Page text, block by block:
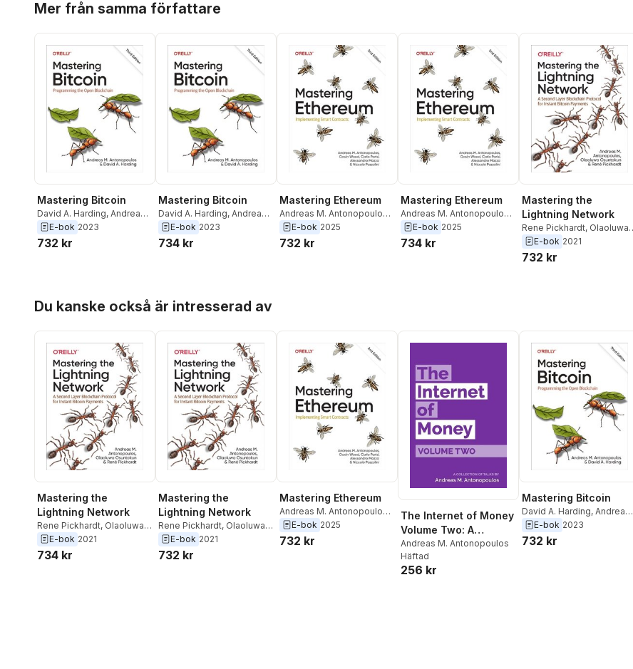
Mer från samma författare
Mastering Bitcoin
David A. Harding, Andreas
M. Antonopoulos
E-bok 2023
732 kr
Mastering Bitcoin
David A. Harding, Andreas
M. Antonopoulos
E-bok 2023
734 kr
Mastering Ethereum
Andreas M. Antonopoulos ,
Gavin Wood,Niccolo
Pozzolini
E-bok 2025
732 kr
Mastering Ethereum
Andreas M. Antonopoulos ,
Gavin Wood,Niccolo
Pozzolini
E-bok 2025
734 kr
Mastering the
Lightning Network
Rene Pickhardt, Olaoluwa
Osuntokun,Andreas M.
Antonopoulos
E-bok 2021
732 kr
Du kanske också är intresserad av
Mastering the
Lightning Network
Rene Pickhardt, Olaoluwa
Osuntokun,Andreas M.
Antonopoulos
E-bok 2021
734 kr
Mastering the
Lightning Network
Rene Pickhardt, Olaoluwa
Osuntokun,Andreas M.
Antonopoulos
E-bok 2021
732 kr
Mastering Ethereum
Andreas M. Antonopoulos ,
Gavin Wood,Niccolo
Pozzolini
E-bok 2025
732 kr
The Internet of Money
Volume Two: A
collection of talks by
Andreas M.
Antonopoulos
Andreas M. Antonopoulos
Häftad
256 kr
Mastering Bitcoin
David A. Harding, Andreas
M. Antonopoulos
E-bok 2023
732 kr